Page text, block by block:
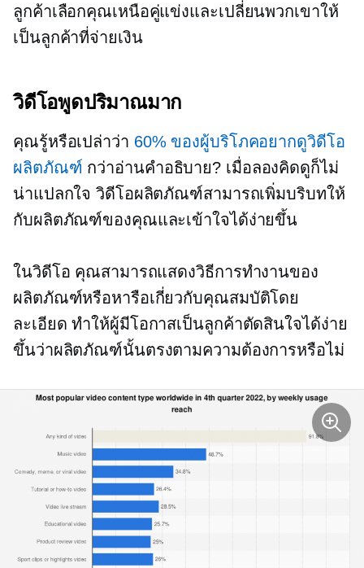
ลูกค้าเลือกคุณเหนือคู่แข่งและเปลี่ยนพวกเขาให้
เป็นลูกค้าที่จ่ายเงิน
วิดีโอพูดปริมาณมาก
คุณรู้หรือเปล่าว่า 60% ของผู้บริโภคอยากดูวิดีโอ
ผลิตภัณฑ์ กว่าอ่านคำอธิบาย? เมื่อลองคิดดูก็ไม่
น่าแปลกใจ วิดีโอผลิตภัณฑ์สามารถเพิ่มบริบทให้
กับผลิตภัณฑ์ของคุณและเข้าใจได้ง่ายขึ้น
ในวิดีโอ คุณสามารถแสดงวิธีการทำงานของ
ผลิตภัณฑ์หรือหารือเกี่ยวกับคุณสมบัติโดย
ละเอียด ทำให้ผู้มีโอกาสเป็นลูกค้าตัดสินใจได้ง่าย
ขึ้นว่าผลิตภัณฑ์นั้นตรงตามความต้องการหรือไม่